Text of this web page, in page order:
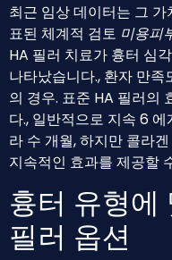
최근 임상 데이터는 그
표된 체계적 검토 미용피
HA 필러 치료가 흉터 심
나타났습니다., 환자 만
의 경우. 표준 HA 필러의
다., 일반적으로 지속 6
라 수 개월, 하지만 콜라
지속적인 효과를 제공할
흉터 유형에
필러 옵션